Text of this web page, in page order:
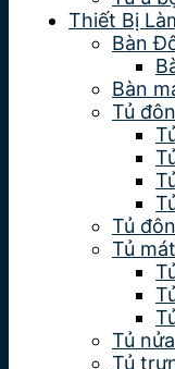
Thiết Bị
Bàn
Bàn
Tủ
Tủ
Tủ mát
Tủ
Tủ